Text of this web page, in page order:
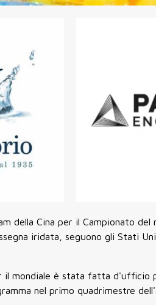
della Cina per il Campionato
iridata, seguono gli Stati
il mondiale è stata fatta d'ufficio
nel primo quadrimestre